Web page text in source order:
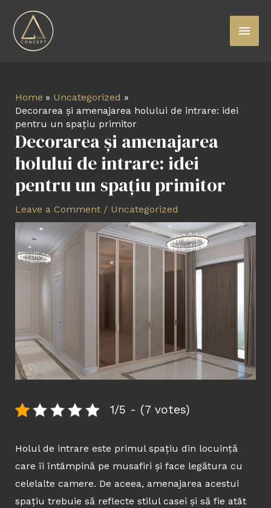
content
Menu
Home
Uncategorized
Decorarea și amenajarea holului de intrare: idei
pentru un spațiu primitor
Decorarea și amenajarea
holului de intrare: idei
pentru un spațiu primitor
Leave a Comment / Uncategorized
1/5 - (7 votes)
Holul de intrare este primul spațiu din locuință
care îi întâmpină pe musafiri și face legătura cu
celelalte camere. De aceea, amenajarea acestui
spațiu trebuie să reflecte stilul casei și să fie atât
navigation